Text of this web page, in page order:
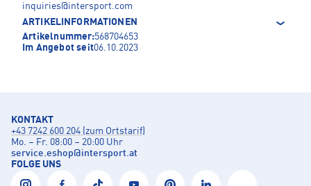
inquiries@intersport.com
ARTIKELINFORMATIONEN
Artikelnummer:568704653
Im Angebot seit06.10.2023
KONTAKT
+43 7242 600 204 (zum Ortstarif)
Mo. – Fr. 08:00 – 20:00 Uhr
service.eshop@intersport.at
FOLGE UNS